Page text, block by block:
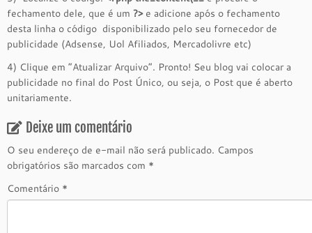
fechamento dele, que é um ?>e adicione após o fechamento
desta linha o código disponibilizado pelo seu fornecedor de
publicidade (Adsense, Uol Afiliados, Mercadolivre etc)
4) Clique em “Atualizar Arquivo”. Pronto! Seu blog vai colocar a
publicidade no final do Post Único, ou seja, o Post que é aberto
unitariamente.
Deixe um comentário
O seu endereço de e-mail não será publicado. Campos
obrigatórios são marcados com *
Comentário *